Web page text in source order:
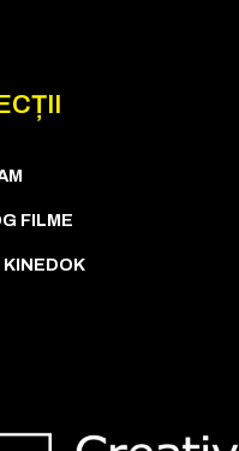
FILME
KINEDOK